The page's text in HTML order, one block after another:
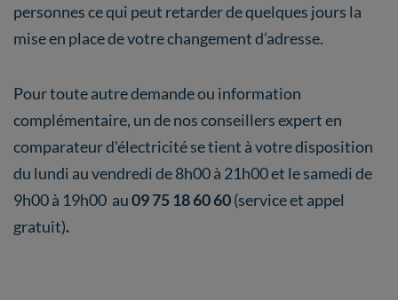
personnes ce qui peut retarder de quelques jours la
mise en place de votre changement d’adresse.
Pour toute autre demande ou information
complémentaire, un de nos conseillers expert en
comparateur d'électricité se tient à votre disposition
du lundi au vendredi de 8h00 à 21h00 et le samedi de
9h00 à 19h00 au09 75 18 60 60(service et appel
gratuit).